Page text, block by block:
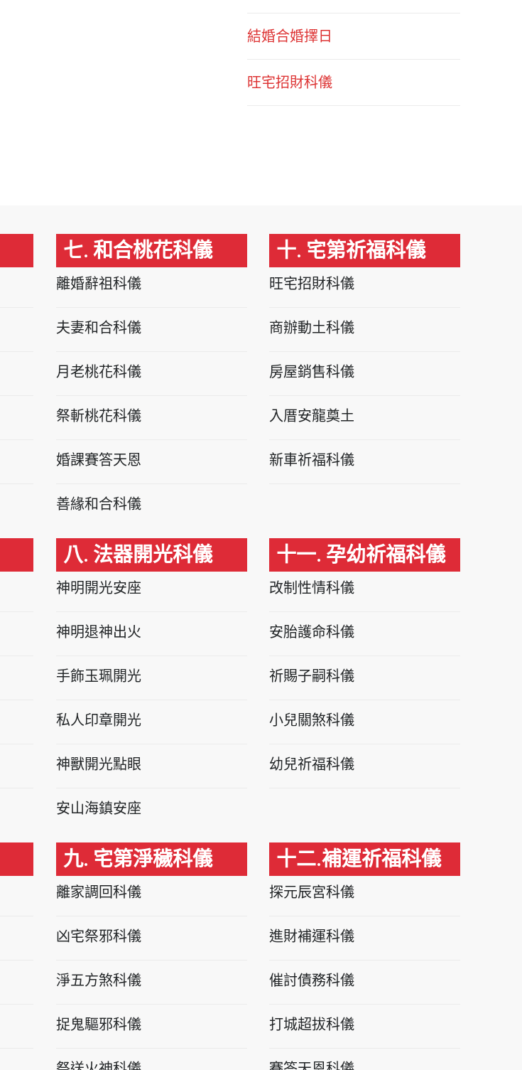
結婚合婚擇日
旺宅招財科儀
七. 和合桃花科儀
離婚辭祖科儀
夫妻和合科儀
月老桃花科儀
祭斬桃花科儀
婚課賽答天恩
善緣和合科儀
八. 法器開光科儀
神明開光安座
神明退神出火
手飾玉珮開光
私人印章開光
神獸開光點眼
安山海鎮安座
九. 宅第淨穢科儀
離家調回科儀
凶宅祭邪科儀
淨五方煞科儀
捉鬼驅邪科儀
十. 宅第祈福科儀
旺宅招財科儀
商辦動土科儀
房屋銷售科儀
入厝安龍奠土
新車祈福科儀
十一. 孕幼祈福科儀
改制性情科儀
安胎護命科儀
祈賜子嗣科儀
小兒關煞科儀
幼兒祈福科儀
十二.補運祈福科儀
探元辰宮科儀
進財補運科儀
催討債務科儀
打城超拔科儀